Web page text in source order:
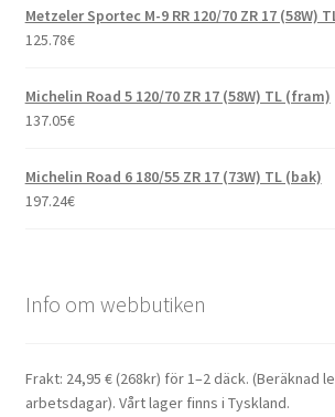
Metzeler Sportec M-9 RR 120/70 ZR 17 (58W)
125.78€
Michelin Road 5 120/70 ZR 17 (58W) TL (fram)
137.05€
Michelin Road 6 180/55 ZR 17 (73W) TL (bak)
197.24€
Info om webbutiken
Frakt: 24,95 € (268kr) för 1–2 däck. (Beräknad
arbetsdagar). Vårt lager finns i Tyskland.